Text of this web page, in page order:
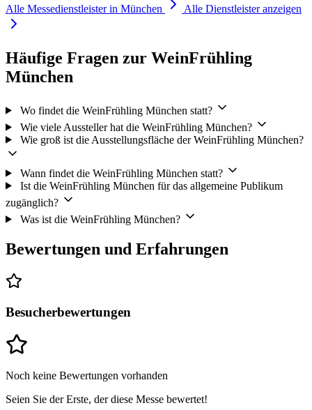
Alle Messedienstleister in München
Alle Dienstleister anzeigen
Häufige Fragen zur WeinFrühling
München
Wo findet die WeinFrühling München statt?
Wie viele Aussteller hat die WeinFrühling München?
Wie groß ist die Ausstellungsfläche der WeinFrühling München?
Wann findet die WeinFrühling München statt?
Ist die WeinFrühling München für das allgemeine Publikum
zugänglich?
Was ist die WeinFrühling München?
Bewertungen und Erfahrungen
Besucherbewertungen
Noch keine Bewertungen vorhanden
Seien Sie der Erste, der diese Messe bewertet!